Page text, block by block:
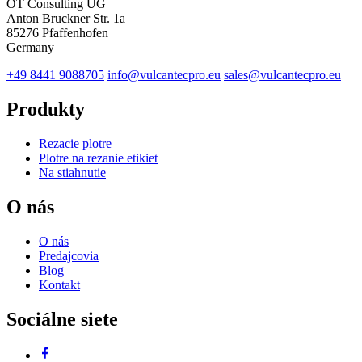
OT Consulting UG
Anton Bruckner Str. 1a
85276 Pfaffenhofen
Germany
+49 8441 9088705 info@vulcantecpro.eu sales@vulcantecpro.eu
Produkty
Rezacie plotre
Plotre na rezanie etikiet
Na stiahnutie
O nás
O nás
Predajcovia
Blog
Kontakt
Sociálne siete